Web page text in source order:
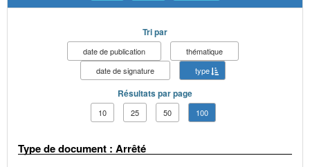
Tri par
date de publication
thématique
date de signature
type
Résultats par page
10 25 50 100
Type de document : Arrêté